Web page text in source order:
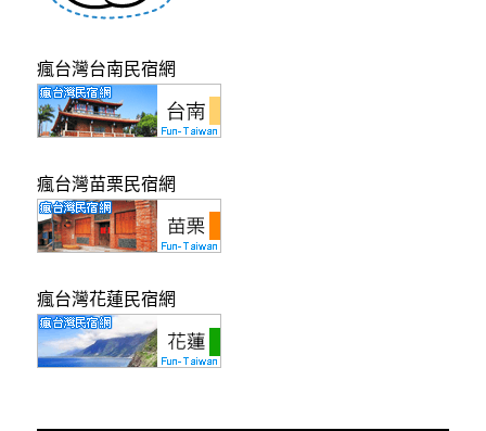
瘋台灣台南民宿網
瘋台灣苗栗民宿網
瘋台灣花蓮民宿網